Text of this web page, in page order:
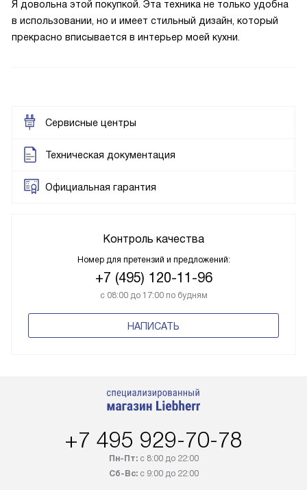
Я довольна этой покупкой. Эта техника не только удобна
в использовании, но и имеет стильный дизайн, который
прекрасно вписывается в интерьер моей кухни.
Сервисные центры
Техническая документация
Официальная гарантия
Контроль качества
Номер для претензий и предложений:
+7 (495) 120-11-96
с 08:00 до 17:00 по будням
НАПИСАТЬ
+7 495 929-70-78
Пн-Пт:с 8:00 до 22:00
Сб-Вс:с 9:00 до 22:00